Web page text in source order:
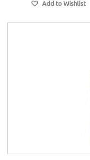
Add to Wishlist